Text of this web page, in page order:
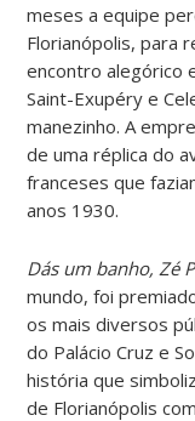
meses a equipe
Florianópolis, para
encontro alegórico
Saint-Exupéry e
manezinho. A
de uma réplica do
franceses que
anos 1930.
Dás um banho, Zé
mundo, foi
os mais diversos
do Palácio Cruz e
história que
de Florianópolis